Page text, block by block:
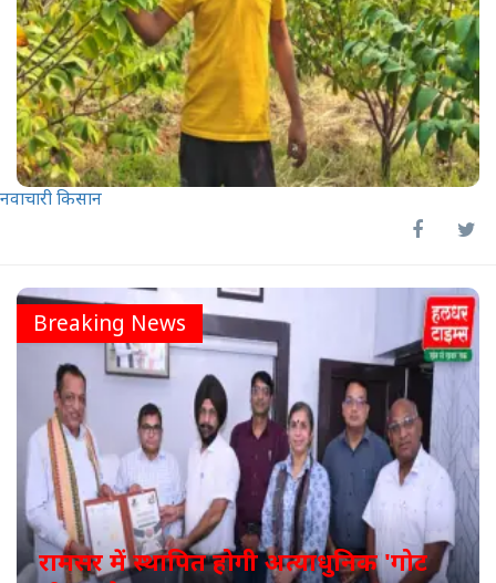
नवाचारी किसान
Breaking News
रामसर में स्थापित होगी अत्याधुनिक 'गोट